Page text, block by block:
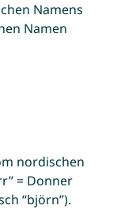
Namens
Namen
nordischen
= Donner
“björn”).